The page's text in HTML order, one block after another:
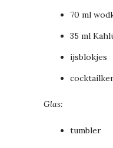
70 ml
35 ml
ijsblokjes
Glas:
tumbler